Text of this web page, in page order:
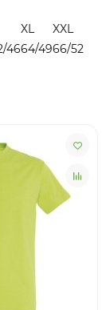
XL
XXL
4664/4966/52